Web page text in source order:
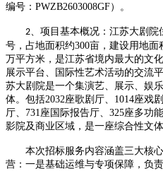
编号： PWZB2603008GF）。
2 、项目基本概况： 江苏大剧院
号，占地面积约300亩，建设用地
万平方米，是江苏省境内最大的文
展示平台、国际性艺术活动的交流
苏大剧院是一个集演艺、展示、娱
体。包括2032座歌剧厅、1014座戏
厅、 731座国际报告厅、325座多功
影院及商业区域，是一座综合性文体
本次招标服务内容涵盖三大核
营：一是基础运维与专项保障，负